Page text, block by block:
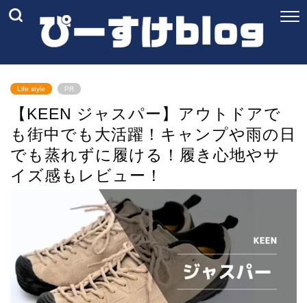
Life style PR
【KEEN ジャスパー】アウトドアで
も街中でも大活躍！キャンプや雨の日
でも蒸れずに履ける！履き心地やサ
イズ感もレビュー！